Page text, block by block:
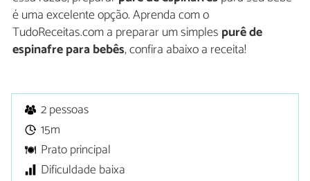
é uma excelente opção. Aprenda com o
TudoReceitas.com a preparar um simples purê de
espinafre para bebês, confira abaixo a receita!
2 pessoas
15m
Prato principal
Dificuldade baixa